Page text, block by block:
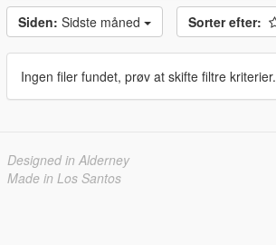
Siden: Sidste måned Sorter efter:
Ingen filer fundet, prøv at skifte filtre kriterier.
Designed in Alderney
Made in Los Santos